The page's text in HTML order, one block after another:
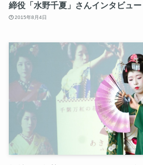
締役「水野千夏」さんインタビュ
2015年8月4日